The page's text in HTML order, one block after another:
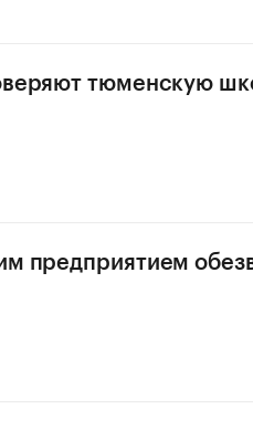
тюменскую
предприятием